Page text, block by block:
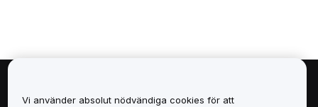
Vi använder absolut nödvändiga cookies för att